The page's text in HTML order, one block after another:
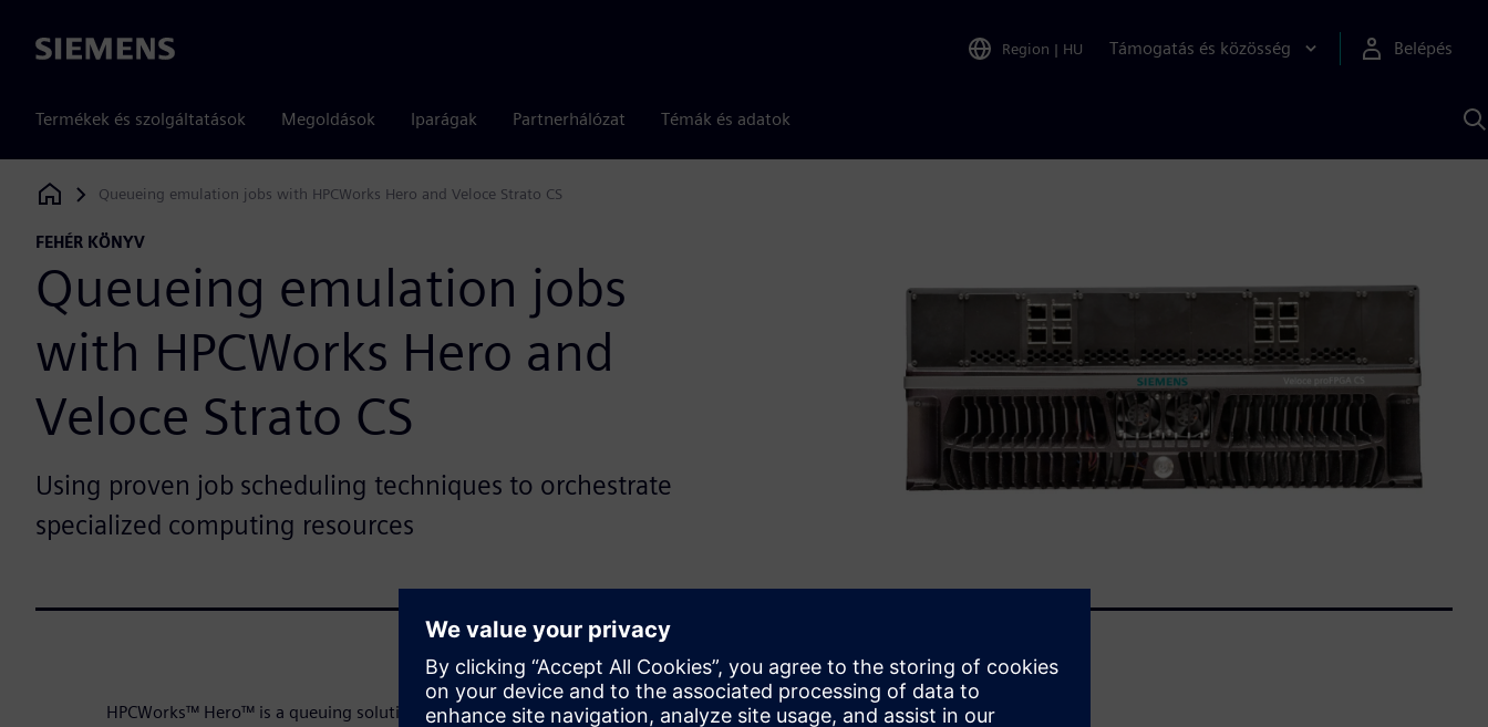
Siemens Region | HU Támogatás és közösség Belépés
Termékek és szolgáltatások Megoldások Iparágak Partnerhálózat Témák és adatok
Siemens Digital Industries Software
Queueing emulation jobs with HPCWorks Hero and Veloce Strato CS
FEHÉR KÖNYV
Queueing emulation jobs
with HPCWorks Hero and
Veloce Strato CS
Using proven job scheduling techniques to orchestrate
specialized computing resources
HPCWorks™ Hero™ is a queuing solution for specialized compute resources,